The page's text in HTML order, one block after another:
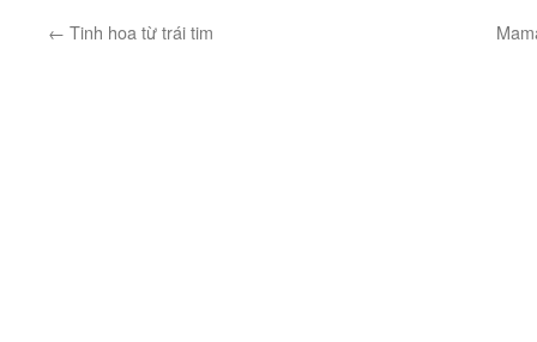
← Tinh hoa từ trái tim